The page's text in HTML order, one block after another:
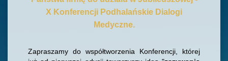
X Konferencji Podhalańskie Dialogi
Medyczne.
Zapraszamy do współtworzenia Konferencji, której